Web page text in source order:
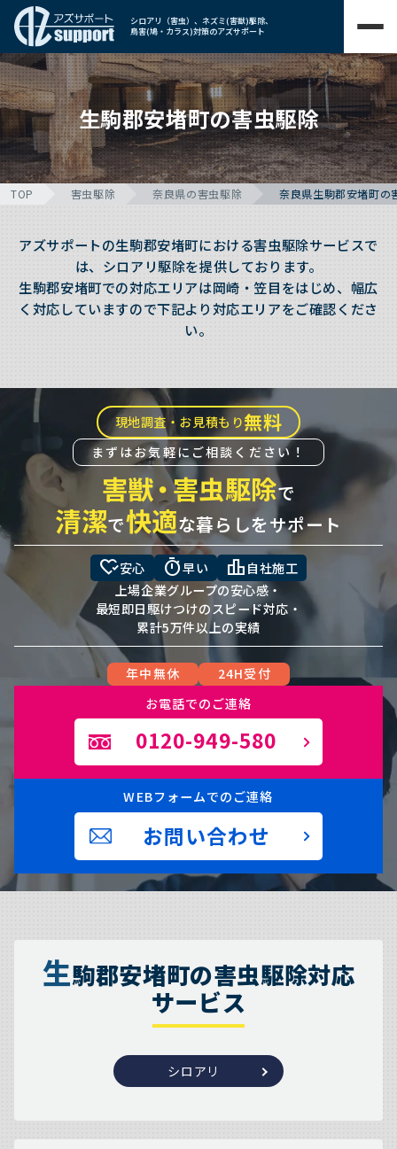
シロアリ（害虫）、ネズミ(害獣)駆除、
鳥害(鳩・カラス)対策のアズサポート
生駒郡安堵町の害虫駆除
TOP 害虫駆除 奈良県の害虫駆除 奈良県生駒郡安堵町の
アズサポートの生駒郡安堵町における害虫駆除サービスで
は、シロアリ駆除を提供しております。
生駒郡安堵町での対応エリアは岡崎・笠目をはじめ、幅広
く対応していますので下記より対応エリアをご確認くださ
い。
現地調査・お見積もり無料
まずはお気軽にご相談ください！
害獣・害虫駆除で
清潔で快適な暮らしをサポート
heart_check安心 timer早い leaderboard 自社施工
上場企業グループの安心感・
最短即日駆けつけのスピード対応・
累計5万件以上の実績
年中無休
24H受付
お電話でのご連絡
0120-949-580
WEBフォームでのご連絡
お問い合わせ
生駒郡安堵町の害虫駆除対応
サービス
シロアリ